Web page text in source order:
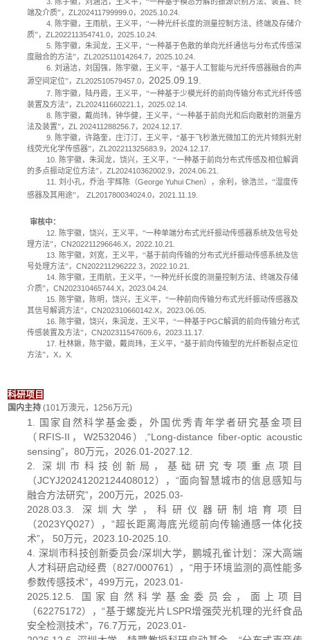
端及介质”，ZL202411799999.0，2025.10.24.
4.
陈宇徽，王雨航，王义平，“一种光纤长度的测量控制方法、终端及存储介
质”，ZL202211354741.0，2025.10.24.
5.
陈宇徽，朱润龙，王义平，“一种基于色散的单向光纤通信与分布式传感深
度融合的方法”，ZL202511014264.7，2025.10.24.
6.刘涵洁，刘国强，陈宇徽，王义平，“基于人工智能与光纤传感器融合的声
源空间定位”，ZL202510579457.0， 2025.09.19.
7.
陈宇徽，陆丹霞，王义平，“一种基于少模光纤的前向传输分布式光纤传感
装置及方法”，ZL202411660221.1 ，2025.02.14.
8.
陈宇徽，戴尚玮，钟华健，王义平，“一种基于前向光和后向散射的测量方
法及装置”，ZL 202411288256.7，2024.12.17.
9.
陈宇徽，许路奎，庄汀汀，王义平，“基于飞秒激光微加工的光片倾斜光射
线荧光化学传感器”，ZL202211325683.9，2024.12.17.
10.
陈宇徽，朱润龙，饶兴，王义平，“一种基于前向分布式传感及相位解调
的多点振动定位方法”，ZL202410362002.9，2024.06.21.
11.刘小孔，乔治·宇辉陈（George Yuhui Chen），余利，徐浩兰，“湿度传
感器及其用途”， ZL201780034024.0，2021.11.19.
审核中：
12.
陈宇徽，饶兴，王义平，“一种单端分布式光纤振动传感器系统及信号处
理方法”，CN202211296646.X，2022.10.21.
13.
陈宇徽，刘宽，王义平，“基于前向传输的分布式光纤振动传感系统及信
号处理方法”，CN202211296222.3，2022.10.21.
14.
陈宇徽，王雨航，王义平，“一种光纤长度的测量控制方法、终端及存储
介质”，CN202310465744.X，2023.04.24.
15.
陈宇徽，陈明，饶兴，王义平，“一种前向传输分布式光纤振动传感器及
其信号解调方法”，CN202310660142.X，2023.06.05.
16.
陈宇徽，饶兴，朱润龙，王义平，“一种基于PGC解调的前向传输分布式
传感装置及方法”，CN202311547609.6，2023.11.17.
17.杜林鍬，陈宇徽，戴尚玮，王义平，“基于前向传输型的光纤断裂点定位
方法”，X，X.
科研项目
国内主持(101万澳元， 1256万元)
1. 国家自然科学基金委，外国优秀青年学者研究基金项目
（RFIS-II，W2532046）,“Long-distance fiber-optic acoustic
sensing”，80万元，2026.01-2027.12.
2. 深圳市科技创新局，基础研究专项重点项目
（JCYJ20241202124408012），“面向智慧城市的信息感知与
融合方法研究”，200万元，2025.03-
2028.03.3. 深圳大学，科研仪器研制培育项目
（2023YQ027），“超长距离海底光缆前向传输通感一体化技
术”， 50万元，2023.10-2025.10.
4. 深圳市科技创新委员会/深圳大学，鹏城孔雀计划：深大高端
人才科研启动经费（827/000761），“用于环境监测的高性能多
参数传感技术”，499万元，2023.01-
2025.12.5. 国家自然科学基金委员会，面上项目
（62275172），“基于螺旋光片LSPR增强荧光机理的光纤食品
安全检测技术”，76.7万元，2023.01-